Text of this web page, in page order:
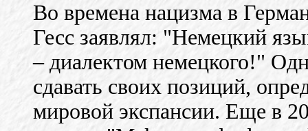
Во времена нацизма в
Гесс заявлял: "Немецкий
– диалектом немецкого!"
сдавать своих позиций,
мировой экспансии. Еще в